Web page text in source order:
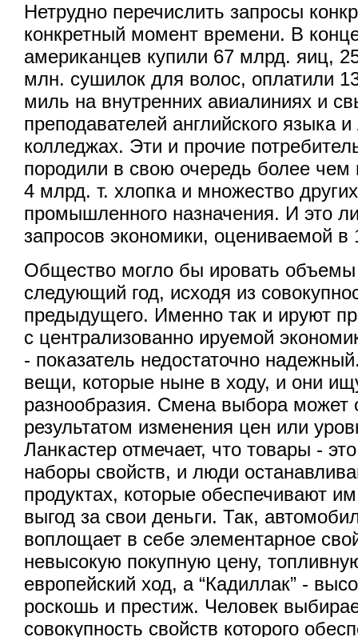
Нетрудно перечислить запросы
конкретный момент времени. В
американцев купили 67 млрд. яиц,
млн. сушилок для волос, оплатили
миль на внутренних авиалиниях и
преподавателей английского языка
колледжах. Эти и прочие
породили в свою очередь более
4 млрд. т. хлопка и множество
промышленного назначения. И это
запросов экономики, оцениваемой в
Общество могло бы ировать объемы
следующий год, исходя из
предыдущего. Именно так и ируют
с централизованно ируемой
- показатель недостаточно
вещи, которые ныне в ходу, и они
разнообразия. Смена выбора может
результатом изменения цен или
Ланкастер отмечает, что товары -
наборы свойств, и люди
продуктах, которые обеспечивают
выгод за свои деньги. Так,
воплощает в себе элементарное
невысокую покупную цену,
европейский ход, а “Кадиллак” -
роскошь и престиж. Человек
совокупность свойств которого